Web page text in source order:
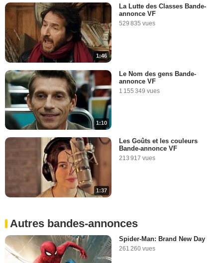
1:46
La Lutte des Classes Bande-
annonce VF
529 835 vues
1:10
Le Nom des gens Bande-
annonce VF
1 155 349 vues
1:37
Les Goûts et les couleurs
Bande-annonce VF
213 917 vues
Autres bandes-annonces
Spider-Man: Brand New Day
261 260 vues